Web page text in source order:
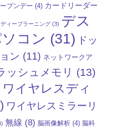
プンデー (4) カードリーダー
ディープラーニング (3) デス
コン (31) ドッ
ン (11) ネットワークア
ッシュメモリ (13)
ワイヤレスディ
ワイヤレスミラーリ
無線 (8) 脳画像解析 (4) 脳科